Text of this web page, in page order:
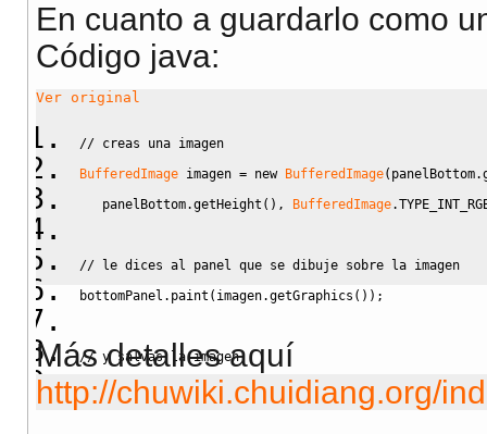
En cuanto a guardarlo como
Código java:
Ver original
// creas una imagen
BufferedImage imagen = new BufferedImage( panelBottom.
panelBottom.getHeight ( ) , BufferedImage.
// le dices al panel que se dibuje sobre la imagen
bottomPanel. paint ( imagen.getGraphics ( ) ) ;
// y salvas la imagen
ImageIO.write ( imagen, "jpg" , new File("foto.jpg"));
Más detalles aquí
http://chuwiki.chuidiang.org/